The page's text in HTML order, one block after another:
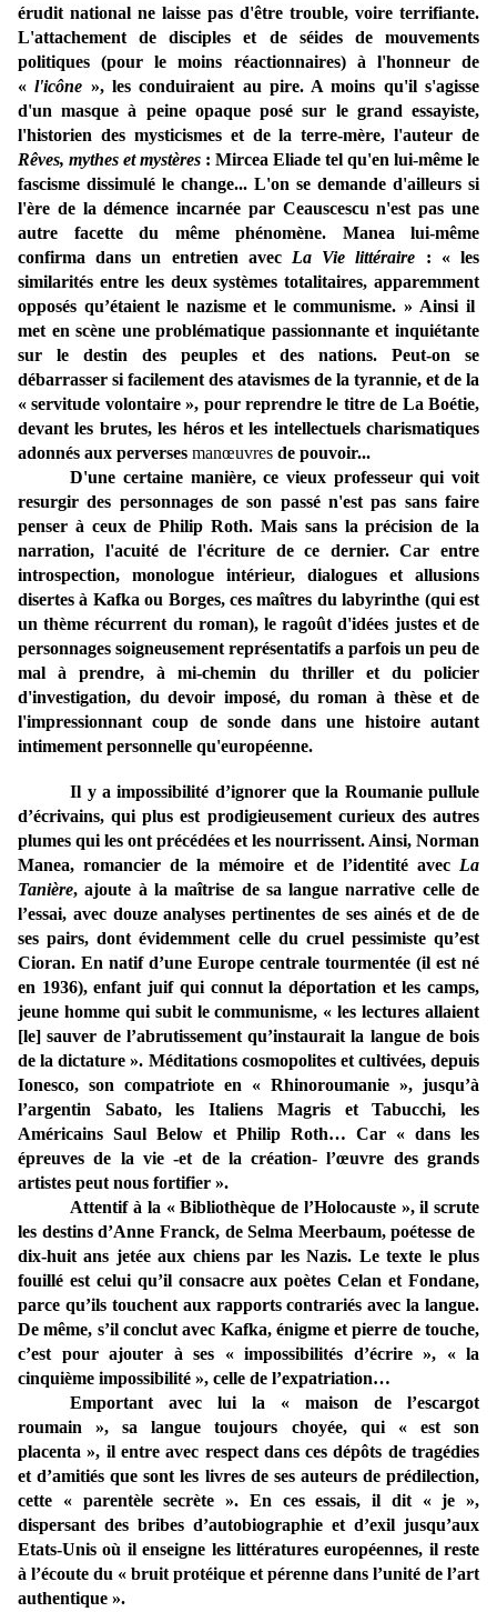
érudit national ne laisse pas d'être trouble, voire terrifiante.
L'attachement de disciples et de séides de mouvements
politiques (pour le moins réactionnaires) à l'honneur de
« l'icône », les conduiraient au pire. A moins qu'il s'agisse
d'un masque à peine opaque posé sur le grand essayiste,
l'historien des mysticismes et de la terre-mère, l'auteur de
Rêves, mythes et mystères : Mircea Eliade tel qu'en lui-même le
fascisme dissimulé le change... L'on se demande d'ailleurs si
l'ère de la démence incarnée par Ceauscescu n'est pas une
autre facette du même phénomène. Manea lui-même
confirma dans un entretien avec La Vie littéraire : «les
similarités entre les deux systèmes totalitaires, apparemment
opposés qu’étaient le nazisme et le communisme. » Ainsi il
met en scène une problématique passionnante et inquiétante
sur le destin des peuples et des nations. Peut-on se
débarrasser si facilement des atavismes de la tyrannie, et de la
« servitude volontaire », pour reprendre le titre de La Boétie,
devant les brutes, les héros et les intellectuels charismatiques
adonnés aux perverses manœuvres de pouvoir...
D'une certaine manière, ce vieux professeur qui voit
resurgir des personnages de son passé n'est pas sans faire
penser à ceux de Philip Roth. Mais sans la précision de la
narration, l'acuité de l'écriture de ce dernier. Car entre
introspection, monologue intérieur, dialogues et allusions
disertes à Kafka ou Borges, ces maîtres du labyrinthe (qui est
un thème récurrent du roman), le ragoût d'idées justes et de
personnages soigneusement représentatifs a parfois un peu de
mal à prendre, à mi-chemin du thriller et du policier
d'investigation, du devoir imposé, du roman à thèse et de
l'impressionnant coup de sonde dans une histoire autant
intimement personnelle qu'européenne.
Il y a impossibilité d’ignorer que la Roumanie pullule
d’écrivains, qui plus est prodigieusement curieux des autres
plumes qui les ont précédées et les nourrissent. Ainsi, Norman
Manea, romancier de la mémoire et de l’identité avec La
Tanière, ajoute à la maîtrise de sa langue narrative celle de
l’essai, avec douze analyses pertinentes de ses ainés et de de
ses pairs, dont évidemment celle du cruel pessimiste qu’est
Cioran. En natif d’une Europe centrale tourmentée (il est né
en 1936), enfant juif qui connut la déportation et les camps,
jeune homme qui subit le communisme, « les lectures allaient
[le] sauver de l’abrutissement qu’instaurait la langue de bois
de la dictature ». Méditations cosmopolites et cultivées, depuis
Ionesco, son compatriote en « Rhinoroumanie », jusqu’à
l’argentin Sabato, les Italiens Magris et Tabucchi, les
Américains Saul Below et Philip Roth… Car « dans les
épreuves de la vie -et de la création- l’œuvre des grands
artistes peut nous fortifier ».
Attentif à la « Bibliothèque de l’Holocauste », il scrute
les destins d’Anne Franck, de Selma Meerbaum, poétesse de
dix-huit ans jetée aux chiens par les Nazis. Le texte le plus
fouillé est celui qu’il consacre aux poètes Celan et Fondane,
parce qu’ils touchent aux rapports contrariés avec la langue.
De même, s’il conclut avec Kafka, énigme et pierre de touche,
c’est pour ajouter à ses « impossibilités d’écrire », « la
cinquième impossibilité », celle de l’expatriation…
Emportant avec lui la « maison de l’escargot
roumain », sa langue toujours choyée, qui « est son
placenta », il entre avec respect dans ces dépôts de tragédies
et d’amitiés que sont les livres de ses auteurs de prédilection,
cette « parentèle secrète ». En ces essais, il dit « je »,
dispersant des bribes d’autobiographie et d’exil jusqu’aux
Etats-Unis où il enseigne les littératures européennes, il reste
à l’écoute du « bruit protéique et pérenne dans l’unité de l’art
authentique ».